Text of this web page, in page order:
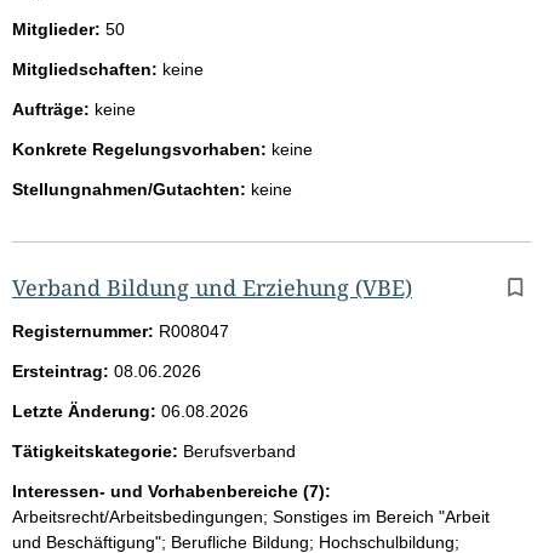
Mitglieder: 50
Mitgliedschaften: keine
Aufträge: keine
Konkrete Regelungsvorhaben: keine
Stellungnahmen/Gutachten: keine
Verband Bildung und Erziehung (VBE)
Registernummer: R008047
Ersteintrag: 08.06.2026
Letzte Änderung: 06.08.2026
Tätigkeitskategorie: Berufsverband
Interessen- und Vorhabenbereiche (7):
Arbeitsrecht/Arbeitsbedingungen; Sonstiges im Bereich "Arbeit
und Beschäftigung"; Berufliche Bildung; Hochschulbildung;